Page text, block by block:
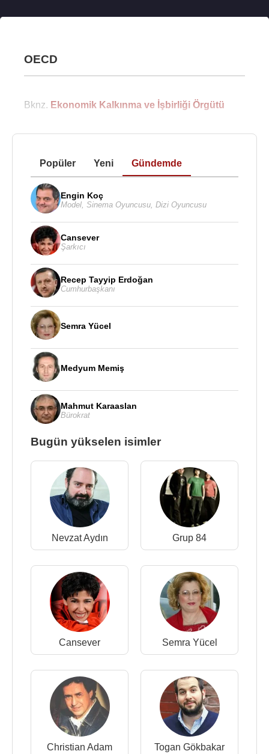
OECD
Bknz. Ekonomik Kalkınma ve İşbirliği Örgütü
Popüler Yeni Gündemde
Engin Koç
Model Sinema Oyuncusu Dizi Oyuncusu
Cansever
Şarkıcı
Recep Tayyip Erdoğan
Cumhurbaşkanı
Semra Yücel
Medyum Memiş
Mahmut Karaaslan
Bürokrat
Bugün yükselen isimler
Nevzat Aydın Grup 84
Cansever Semra Yücel
Christian Adam Togan Gökbakar